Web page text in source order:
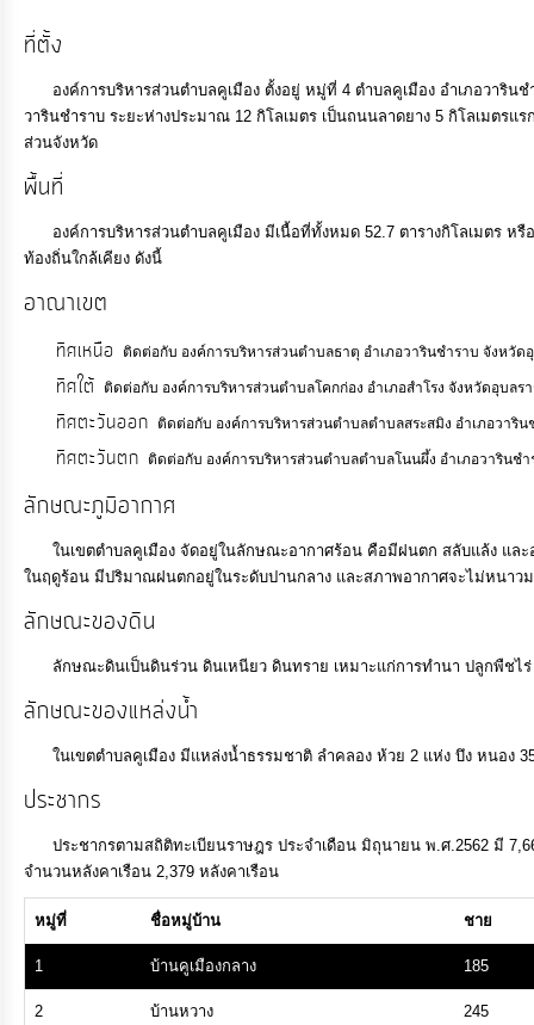
การ
จัดการ
ความ
รู้
การ
ดำเนิน
การ
บริการ
แผนการ
ใช้
งบ
ประมาณ
ประจำ
การ
บริหาร
และ
พัฒนา
ทรัพยากร
บุคคล
ที่ตั้ง
องค์การบริหารส่วนตำบลคูเมือง ตั้งอยู่ หมู่ที่ 4 ตำบลคูเมือง อำเภอวารินช
วารินชำราบ ระยะห่างประมาณ 12 กิโลเมตร เป็นถนนลาดยาง 5 กิโลเมตรแ
ส่วนจังหวัด
พื้นที่
องค์การบริหารส่วนตำบลคูเมือง มีเนื้อที่ทั้งหมด 52.7 ตารางกิโลเมตร ห
ท้องถิ่นใกล้เคียง ดังนี้
อาณาเขต
ทิศเหนือ ติดต่อกับ องค์การบริหารส่วนตำบลธาตุ อำเภอวารินชำราบ จังหวัด
ทิศใต้ ติดต่อกับ องค์การบริหารส่วนตำบลโคกก่อง อำเภอสำโรง จังหวัดอุบลร
ทิศตะวันออก ติดต่อกับ องค์การบริหารส่วนตำบลตำบลสระสมิง อำเภอวาริ
ทิศตะวันตก ติดต่อกับ องค์การบริหารส่วนตำบลตำบลโนนผึ้ง อำเภอวารินช
ลักษณะภูมิอากาศ
ในเขตตำบลคูเมือง จัดอยู่ในลักษณะอากาศร้อน คือมีฝนตก สลับแล้ง แล
ในฤดูร้อน มีปริมาณฝนตกอยู่ในระดับปานกลาง และสภาพอากาศจะไม่หนาว
ลักษณะของดิน
ลักษณะดินเป็นดินร่วน ดินเหนียว ดินทราย เหมาะแก่การทำนา ปลูกพืชไร่
ลักษณะของแหล่งน้ำ
ในเขตตำบลคูเมือง มีแหล่งน้ำธรรมชาติ ลำคลอง ห้วย 2 แห่ง บึง หนอง
ประชากร
ประชากรตามสถิติทะเบียนราษฎร ประจำเดือน มิถุนายน พ.ศ.2562 มี
จำนวนหลังคาเรือน 2,379 หลังคาเรือน
หมู่ที่ ชื่อหมู่บ้าน ชาย
1 บ้านคูเมืองกลาง 185
2 บ้านหวาง 245